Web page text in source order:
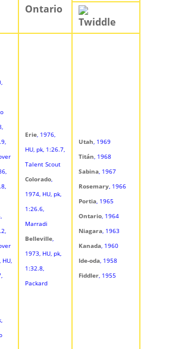
Ontario
Twiddle
HU,
Erie, 1976,
HU, pk, 1:26.7,
Talent Scout
Colorado,
1974, HU, pk,
1:26.6,
Marradi
Belleville,
1973, HU, pk,
1:32.8,
Packard
Utah, 1969
Titán, 1968
Sabina, 1967
Rosemary, 1966
Portia, 1965
Ontario, 1964
Niagara, 1963
Kanada, 1960
Ide-oda, 1958
Fiddler, 1955